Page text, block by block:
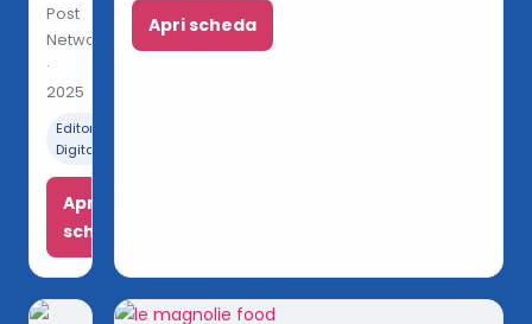
Post
Network
·
2025
Editoria
Digitale
Apri
scheda
Apri scheda